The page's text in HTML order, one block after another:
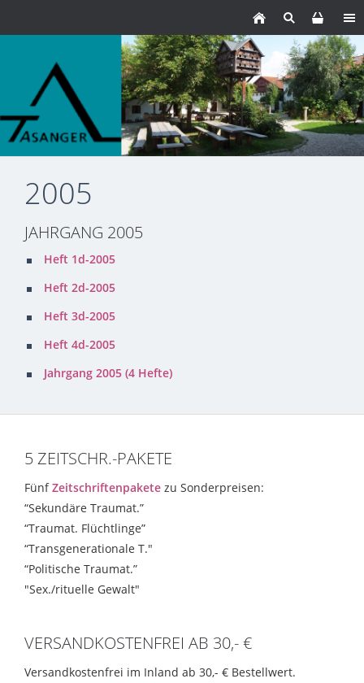
2005
JAHRGANG 2005
Heft 1d-2005
Heft 2d-2005
Heft 3d-2005
Heft 4d-2005
Jahrgang 2005 (4 Hefte)
5 ZEITSCHR.-PAKETE
FünfZeitschriftenpakete zu Sonderpreisen:
“Sekundäre Traumat.”
“Traumat. Flüchtlinge”
“Transgenerationale T."
“Politische Traumat.”
"Sex./rituelle Gewalt"
VERSANDKOSTENFREI AB 30,- €
Versandkostenfrei im Inland ab 30,- € Bestellwert.